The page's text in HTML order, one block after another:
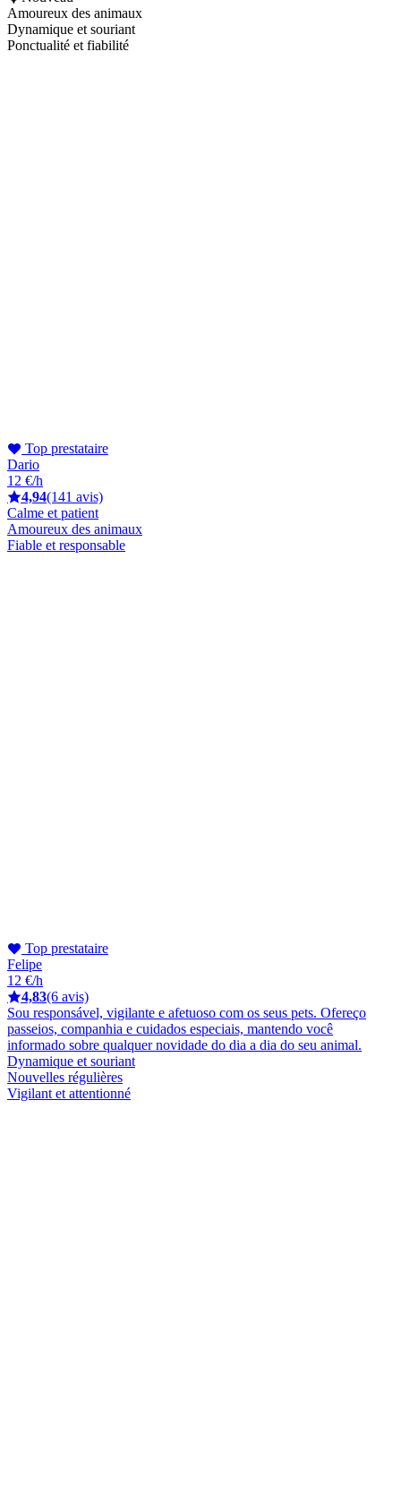
Amoureux des animaux
Dynamique et souriant
Ponctualité et fiabilité
Top prestataire
Dario
12 €/h
4,94(141 avis)
Calme et patient
Amoureux des animaux
Fiable et responsable
Top prestataire
Felipe
12 €/h
4,83(6 avis)
Sou responsável, vigilante e afetuoso com os seus pets. Ofereço
passeios, companhia e cuidados especiais, mantendo você
informado sobre qualquer novidade do dia a dia do seu animal.
Dynamique et souriant
Nouvelles régulières
Vigilant et attentionné